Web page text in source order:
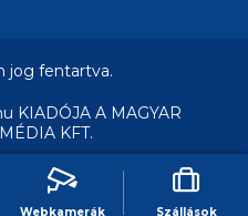
jog fentartva.
KIADÓJA A MAGYAR
KFT.
Webkamerák Szállások